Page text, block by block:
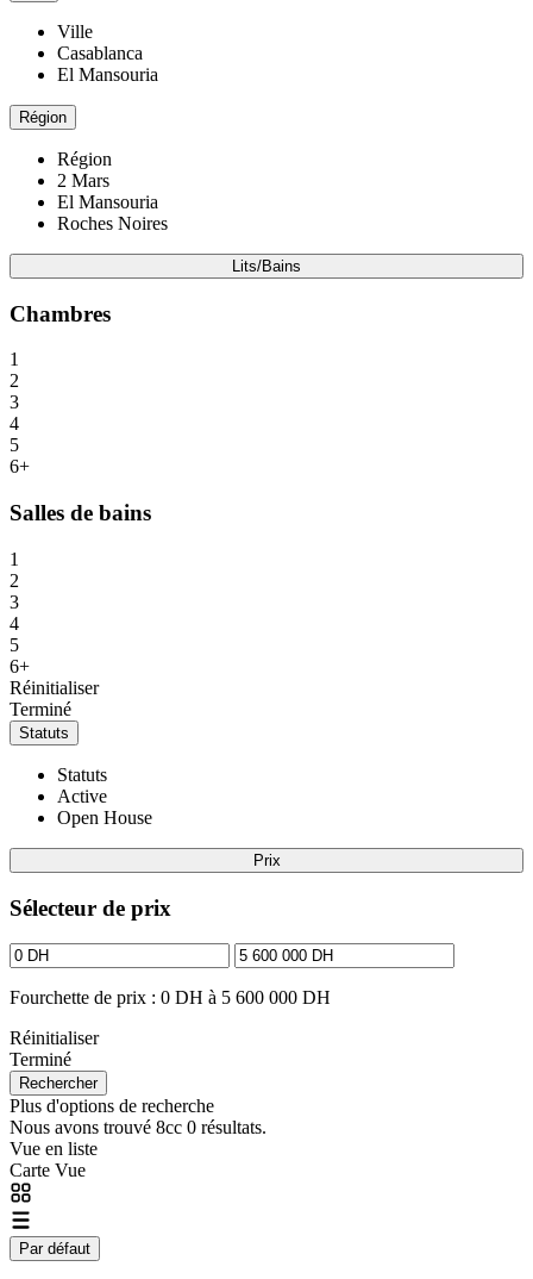
Ville
Casablanca
El Mansouria
Région
Région
2 Mars
El Mansouria
Roches Noires
Lits/Bains
Chambres
1
2
3
4
5
6+
Salles de bains
1
2
3
4
5
6+
Réinitialiser
Terminé
Statuts
Statuts
Active
Open House
Prix
Sélecteur de prix
Fourchette de prix : 0 DH à 5 600 000 DH
Réinitialiser
Terminé
Plus d'options de recherche
Nous avons trouvé 8cc 0 résultats.
Vue en liste
Carte Vue
Par défaut